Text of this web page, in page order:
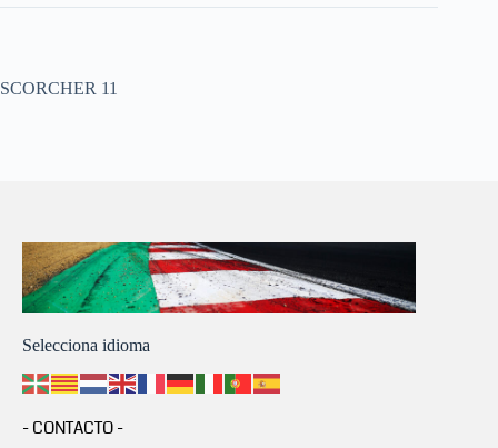
SCORCHER 11
Selecciona idioma
- CONTACTO -